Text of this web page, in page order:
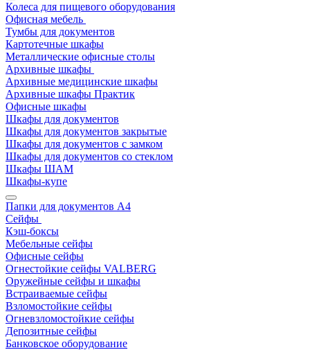
Колеса для пищевого оборудования
Офисная мебель
Тумбы для документов
Картотечные шкафы
Металлические офисные столы
Архивные шкафы
Архивные медицинские шкафы
Архивные шкафы Практик
Офисные шкафы
Шкафы для документов
Шкафы для документов закрытые
Шкафы для документов с замком
Шкафы для документов со стеклом
Шкафы ШАМ
Шкафы-купе
Папки для документов A4
Сейфы
Кэш-боксы
Мебельные сейфы
Офисные сейфы
Огнестойкие сейфы VALBERG
Оружейные сейфы и шкафы
Встраиваемые сейфы
Взломостойкие сейфы
Огневзломостойкие сейфы
Депозитные сейфы
Банковское оборудование